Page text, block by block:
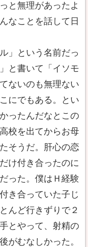
と無理があったよ
なことを話して日
」という名前だっ
と書いて「イソモ
ないのも無理ない
にでもある。とい
ったんだなとこの
校を出てからお母
そうだ。肝心の恋
け付き合ったのに
った。僕はＨ経験
き合っていた子じ
んど行きずりで２
とやって、射精の
がむなしかった。